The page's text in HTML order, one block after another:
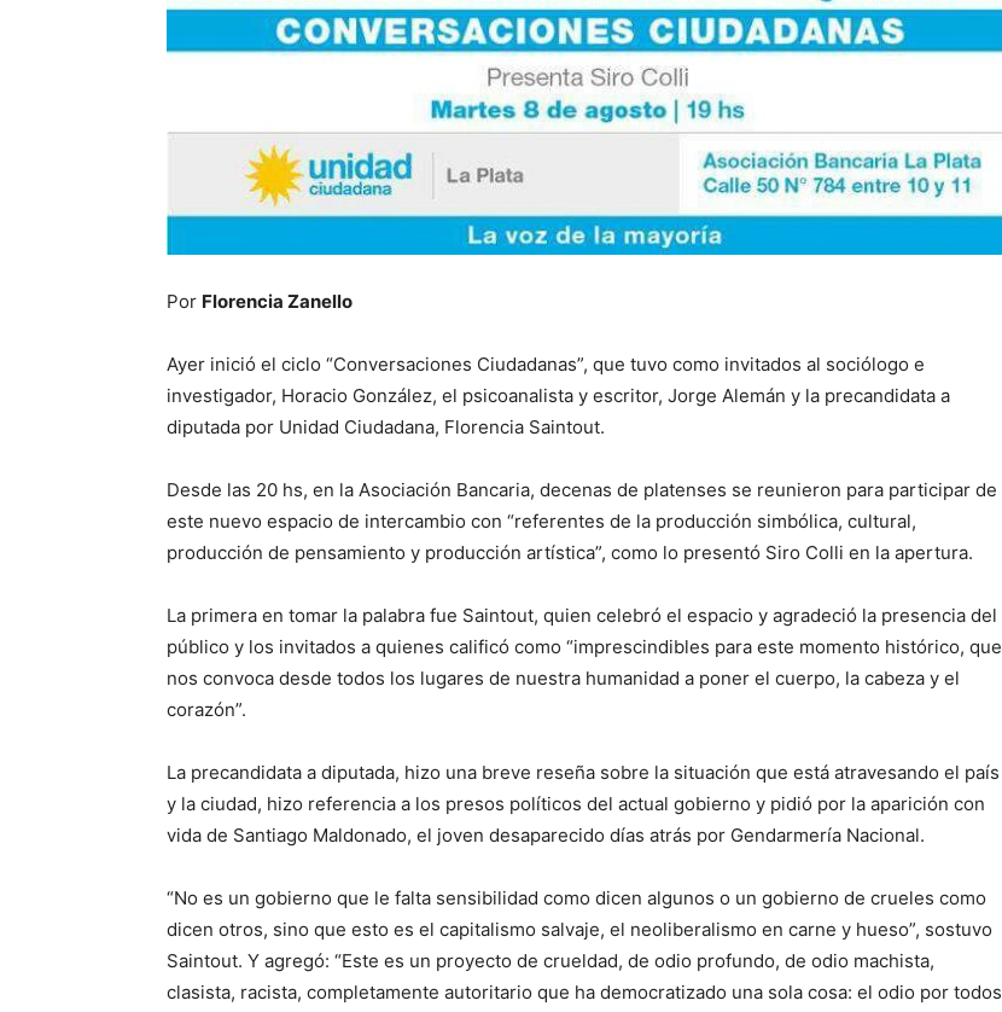
Por Florencia Zanello
Ayer inició el ciclo “Conversaciones Ciudadanas”, que tuvo como invitados al sociólogo e
investigador, Horacio González, el psicoanalista y escritor, Jorge Alemán y la precandidata a
diputada por Unidad Ciudadana, Florencia Saintout.
Desde las 20 hs, en la Asociación Bancaria, decenas de platenses se reunieron para participar de
este nuevo espacio de intercambio con “referentes de la producción simbólica, cultural,
producción de pensamiento y producción artística”, como lo presentó Siro Colli en la apertura.
La primera en tomar la palabra fue Saintout, quien celebró el espacio y agradeció la presencia del
público y los invitados a quienes calificó como “imprescindibles para este momento histórico, que
nos convoca desde todos los lugares de nuestra humanidad a poner el cuerpo, la cabeza y el
corazón”.
La precandidata a diputada, hizo una breve reseña sobre la situación que está atravesando el país
y la ciudad, hizo referencia a los presos políticos del actual gobierno y pidió por la aparición con
vida de Santiago Maldonado, el joven desaparecido días atrás por Gendarmería Nacional.
“No es un gobierno que le falta sensibilidad como dicen algunos o un gobierno de crueles como
dicen otros, sino que esto es el capitalismo salvaje, el neoliberalismo en carne y hueso”, sostuvo
Saintout. Y agregó: “Este es un proyecto de crueldad, de odio profundo, de odio machista,
clasista, racista, completamente autoritario que ha democratizado una sola cosa: el odio por todos